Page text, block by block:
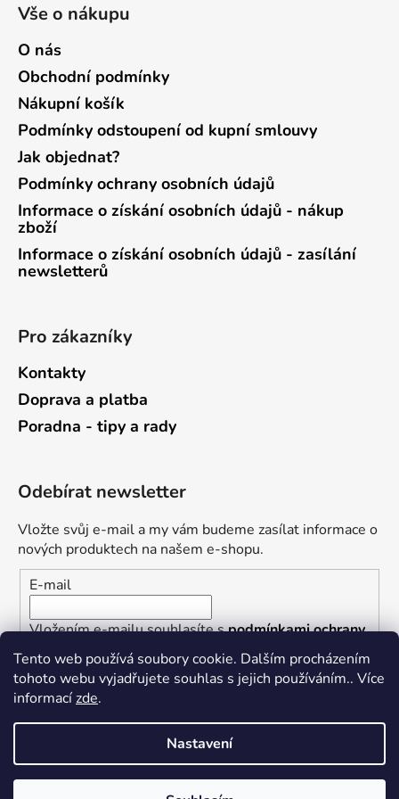
Tento web používá soubory cookie. Dalším procházením
tohoto webu vyjadřujete souhlas s jejich používáním.. Více
informacízde.
Nastavení
Vše o nákupu
O nás
Obchodní podmínky
Nákupní košík
Podmínky odstoupení od kupní smlouvy
Jak objednat?
Podmínky ochrany osobních údajů
Informace o získání osobních údajů - nákup
zboží
Informace o získání osobních údajů - zasílání
newsletterů
Pro zákazníky
Kontakty
Doprava a platba
Poradna - tipy a rady
Odebírat newsletter
Vložte svůj e-mail a my vám budeme zasílat informace o
nových produktech na našem e-shopu.
E-mail
Vložením e-mailu souhlasíte spodmínkami ochrany
osobních údajů
PŘIHLÁSIT SE
Vytvořil Shoptet